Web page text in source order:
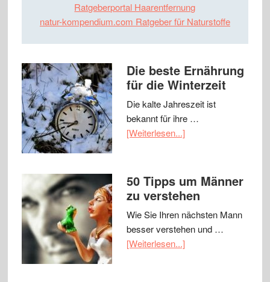
Ratgeberportal Haarentfernung
natur-kompendium.com Ratgeber für Naturstoffe
Die beste Ernährung
für die Winterzeit
Die kalte Jahreszeit ist
bekannt für ihre …
[Weiterlesen...]
50 Tipps um Männer
zu verstehen
Wie Sie Ihren nächsten Mann
besser verstehen und …
[Weiterlesen...]